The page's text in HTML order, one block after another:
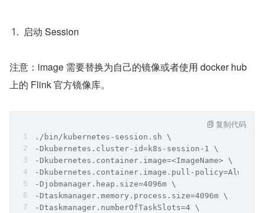
启动 Session
注意：image 需要替换为自己的镜像或者使用 docker hub
上的 Flink 官方镜像库。
./bin/kubernetes-session.sh \
-Dkubernetes.cluster-id=k8s-session-1 \
-Dkubernetes.container.image=<ImageName> \
-Dkubernetes.container.image.pull-policy=Always
-Djobmanager.heap.size=4096m \
-Dtaskmanager.memory.process.size=4096m \
-Dtaskmanager.numberOfTaskSlots=4 \
复制代码